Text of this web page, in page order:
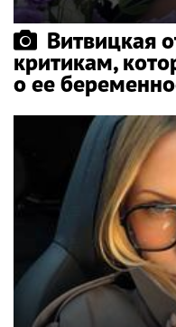
Витвицкая
критикам,
о ее